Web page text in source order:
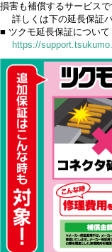
損害も補償するサービスで
詳しくは下の延長保証バ
■ ツクモ延長保証について
https://